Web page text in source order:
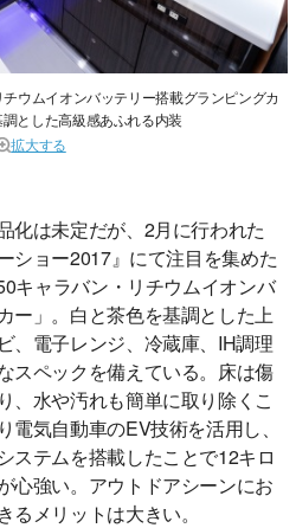
ウムイオンバッテリー搭載グランピングカ
とした高級感あふれる内装
拡大する
化は未定だが、2月に行われた
ショー2017』にて注目を集めた
キャラバン・リチウムイオンバ
ー」。白と茶色を基調とした上
、電子レンジ、冷蔵庫、IH調理
スペックを備えている。床は傷
、水や汚れも簡単に取り除くこ
気自動車のEV技術を活用し、
ステムを搭載したことで12キロ
心強い。アウトドアシーンにお
メリットは大きい。